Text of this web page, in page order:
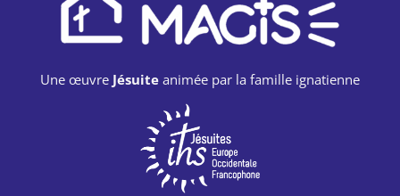
Une œuvre Jésuite animée par la famille ignatienne